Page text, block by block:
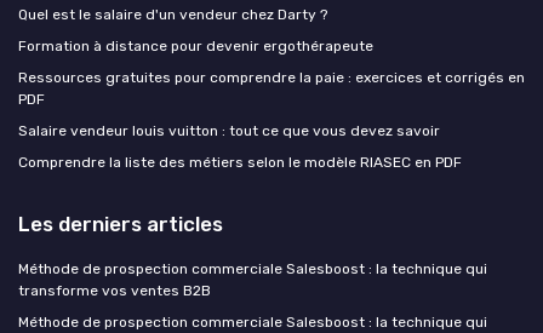
Quel est le salaire d'un vendeur chez Darty ?
Formation à distance pour devenir ergothérapeute
Ressources gratuites pour comprendre la paie : exercices et corrigés en
PDF
Salaire vendeur louis vuitton : tout ce que vous devez savoir
Comprendre la liste des métiers selon le modèle RIASEC en PDF
Les derniers articles
Méthode de prospection commerciale Salesboost : la technique qui
transforme vos ventes B2B
Méthode de prospection commerciale Salesboost : la technique qui